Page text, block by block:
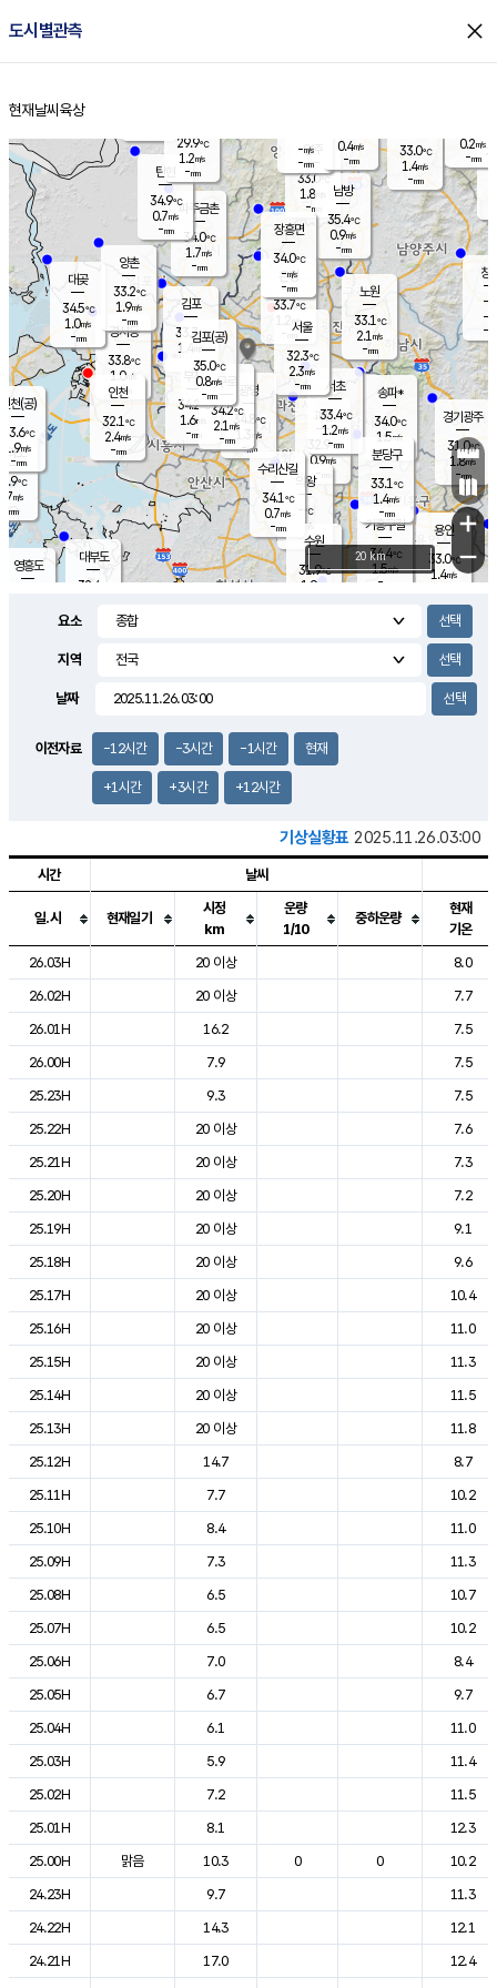
도시별관측 close
홈
현재날씨 육상
의도
℃
m/s
mm
영흥도
양주
33.0℃
1.8
-mm
과천
32.9℃
0.9m/s
- mm
용인
33.0℃
1.4m/s
경기광주
31.0℃
1.8m/s
-mm
2.2m/s
대부도
32.4
경서동
33.8℃
1.0m/s
-mm
파주금촌
34.0℃
1.7m/s
-mm
33.0℃
1.4m/s
-mm
대곶
34.5℃
1.0m/s
-mm
창
-
-m/
-
탄현
34.9℃
0.7m/s
-mm
0.2m/s
-mm
의왕
- ℃
m/s
mm
김포
33.7℃
1.4 m/s
mm
광명
34.8 ℃
1.3 m/s
-mm
부천
34.2℃
1.6m/s
-mm
양촌
33.2℃
1.9m/s
-mm
구로
34.2℃
2.1 m/s
-mm
은평
33.7℃
1.2 m/s
- mm
노원
33.1℃
2.1 m/s
-mm
송파*
34.0℃
1.5m/s
-mm
서초
33.4℃
1.2m/s
-mm
남방
35.4℃
0.9m/s
-mm
기흥구갈
34.4℃
1.5m/s
-
수리산길
34.1℃
0.7m/s
-mm
분당구
33.1℃
1.4m/s
-mm
장흥면
34.0℃
-m/s
-mm
-m/s
-mm
인천(공)
33.6℃
1.9m/s
-mm
김포(공)
35.0℃
0.8m/s
-mm
수원
31.9℃
1.9m/s
인천
32.1℃
2.4m/s
-mm
서울
32.3℃
2.3m/s
-mm
29.9℃
1.2m/s
-mm
0.4m/s
-mm
+
−
20 km
요소
지역
날짜
이전자료 -12시간 -3시간 -1시간 현재
+1시간 +3시간 +12시간
기상실황표 2025.11.26.03:00
도시별 기상실황표로 지점, 날씨, 기온, 강수, 바람, 기압등을 안내한 표입
시간 날씨
일.시 현재일기
시정
km
운량
1/10
중하운량
현재
기온
26.03H
20 이상
8.0
26.02H
20 이상
7.7
26.01H
16.2
7.5
26.00H
7.9
7.5
25.23H
9.3
7.5
25.22H
20 이상
7.6
25.21H
20 이상
7.3
25.20H
20 이상
7.2
25.19H
20 이상
9.1
25.18H
20 이상
9.6
25.17H
20 이상
10.4
25.16H
20 이상
11.0
25.15H
20 이상
11.3
25.14H
20 이상
11.5
25.13H
20 이상
11.8
25.12H
14.7
8.7
25.11H
7.7
10.2
25.10H
8.4
11.0
25.09H
7.3
11.3
25.08H
6.5
10.7
25.07H
6.5
10.2
25.06H
7.0
8.4
25.05H
6.7
9.7
25.04H
6.1
11.0
25.03H
5.9
11.4
25.02H
7.2
11.5
25.01H
8.1
12.3
25.00H
맑음 10.3 0 0
10.2
24.23H
9.7
11.3
24.22H
14.3
12.1
24.21H
17.0
12.4